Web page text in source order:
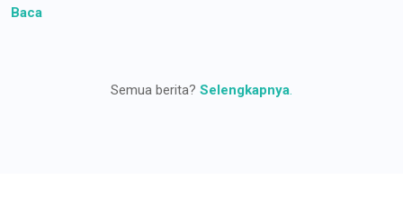
Baca
Semua berita? Selengkapnya